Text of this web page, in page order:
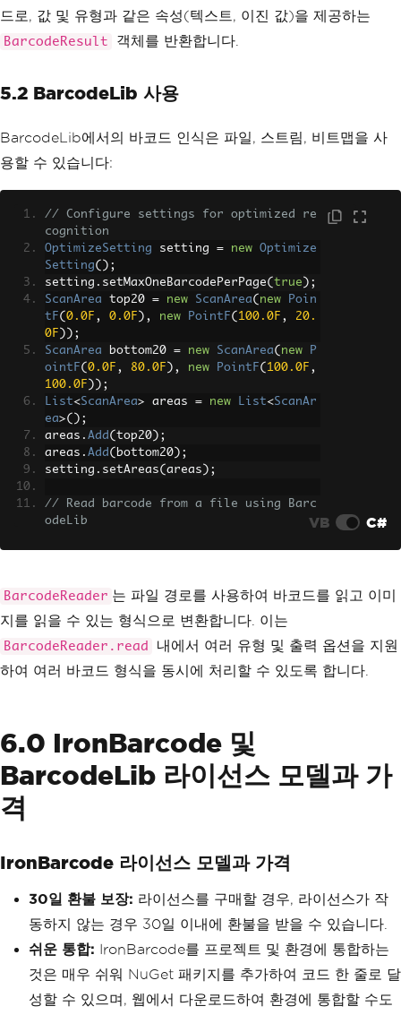
드로, 값 및 유형과 같은 속성(텍스트, 이진 값)을 제공하는
BarcodeResult 객체를 반환합니다.
5.2 BarcodeLib 사용
BarcodeLib에서의 바코드 인식은 파일, 스트림, 비트맵을 사
용할 수 있습니다:
// Configure settings for optimized re
cognition
OptimizeSetting setting = new
Optimize
Setting();
setting . setMaxOneBarcodePerPage( true );
ScanArea top20 = new ScanArea( new
Poin
tF( 0.0F , 0.0F ), new PointF( 100.0F ,
20.
0F ));
ScanArea bottom20 = new ScanArea( new
P
ointF( 0.0F , 80.0F ), new PointF( 100.0F ,
100.0F ));
List<ScanArea> areas = new List<ScanAr
ea>();
areas . Add ( top20 );
areas . Add ( bottom20 );
setting . setAreas( areas );
// Read barcode from a file using Barc
odeLib
VB C#
BarcodeReader 는 파일 경로를 사용하여 바코드를 읽고 이미
지를 읽을 수 있는 형식으로 변환합니다. 이는
BarcodeReader.read
내에서 여러 유형 및 출력 옵션을 지원
하여 여러 바코드 형식을 동시에 처리할 수 있도록 합니다.
6.0 IronBarcode 및
BarcodeLib 라이선스 모델과 가
격
IronBarcode 라이선스 모델과 가격
30일 환불 보장: 라이선스를 구매할 경우, 라이선스가 작
동하지 않는 경우 30일 이내에 환불을 받을 수 있습니다.
쉬운 통합: IronBarcode를 프로젝트 및 환경에 통합하는
것은 매우 쉬워 NuGet 패키지를 추가하여 코드 한 줄로 달
성할 수 있으며, 웹에서 다운로드하여 환경에 통합할 수도